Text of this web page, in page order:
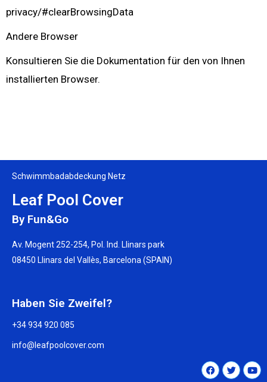
privacy/#clearBrowsingData
Andere Browser
Konsultieren Sie die Dokumentation für den von Ihnen
installierten Browser.
Schwimmbadabdeckung Netz
Leaf Pool Cover
By Fun&Go
Av. Mogent 252-254, Pol. Ind. Llinars park
08450 Llinars del Vallès, Barcelona (SPAIN)
Haben Sie Zweifel?
+34 934 920 085
info@leafpoolcover.com